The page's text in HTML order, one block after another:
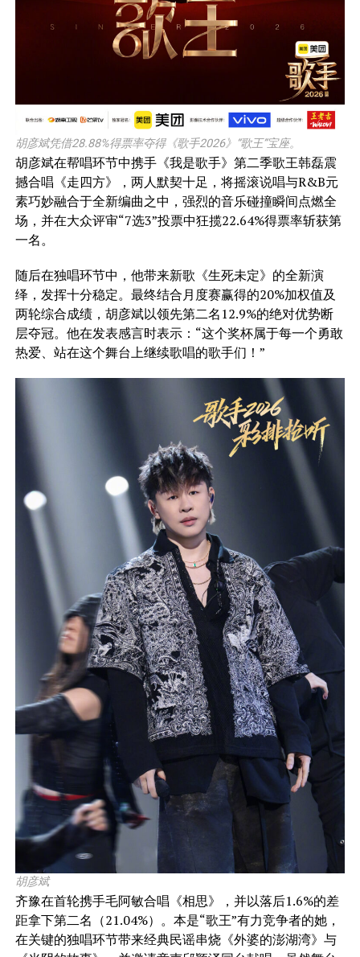
胡彦斌凭借28.88%得票率夺得《歌手2026》“歌王”宝座。
胡彦斌在帮唱环节中携手《我是歌手》第二季歌王韩磊震
撼合唱《走四方》，两人默契十足，将摇滚说唱与R&B元
素巧妙融合于全新编曲之中，强烈的音乐碰撞瞬间点燃全
场，并在大众评审“7选3”投票中狂揽22.64%得票率斩获第
一名。
随后在独唱环节中，他带来新歌《生死未定》的全新演
绎，发挥十分稳定。最终结合月度赛赢得的20%加权值及
两轮综合成绩，胡彦斌以领先第二名12.9%的绝对优势断
层夺冠。他在发表感言时表示：“这个奖杯属于每一个勇敢
热爱、站在这个舞台上继续歌唱的歌手们！”
胡彦斌
齐豫在首轮携手毛阿敏合唱《相思》，并以落后1.6%的差
距拿下第二名（21.04%）。本是“歌王”有力竞争者的她，
在关键的独唱环节带来经典民谣串烧《外婆的澎湖湾》与